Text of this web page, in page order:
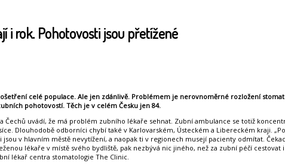
i rok. Pohotovosti jsou přetížené
celé populace. Ale jen zdánlivě. Problémem je nerovnoměrné rozložení
pohotovostí. Těch je v celém Česku jen 84.
uvádí, že má problém zubního lékaře sehnat. Zubní ambulance se totiž
Dlouhodobě odborníci chybí také v Karlovarském, Ústeckém a Libereckém kraji.
v hlavním městě nevytížení, a naopak ti v regionech musejí pacienty odmítat.
lékaře v místě svého bydliště, pak nezbývá nic jiného, než za zubní péčí
lékař centra stomatologie The Clinic.